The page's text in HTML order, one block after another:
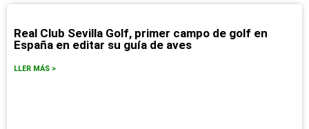
Real Club Sevilla Golf, primer campo de golf en
España en editar su guía de aves
LLER MÁS >